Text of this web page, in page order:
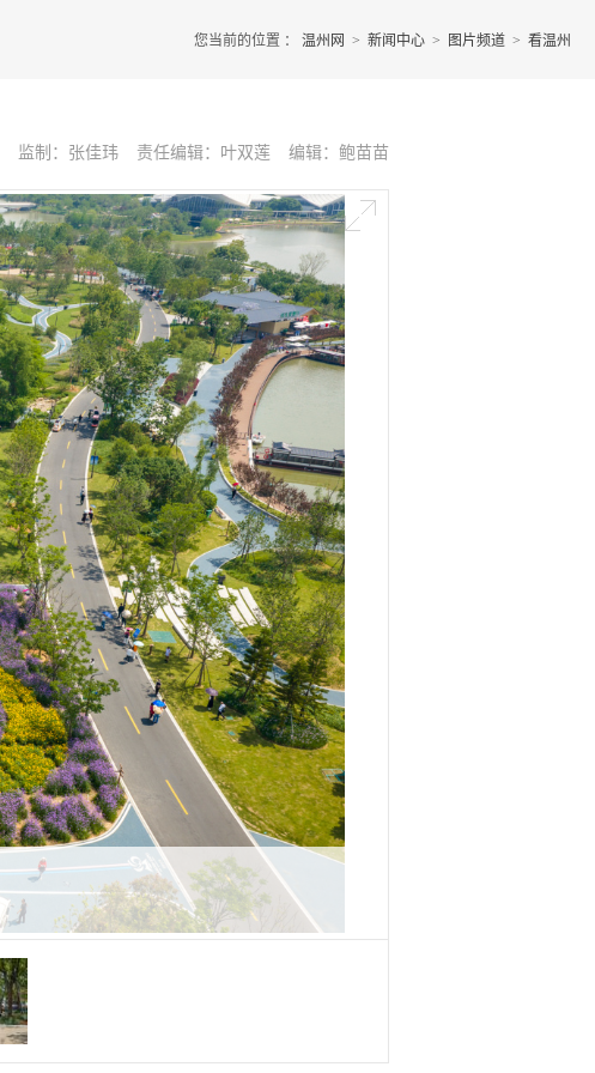
您当前的位置 ： 温州网 > 新闻中心 > 图片频道 > 看温州
监制：张佳玮 责任编辑：叶双莲 编辑：鲍苗苗